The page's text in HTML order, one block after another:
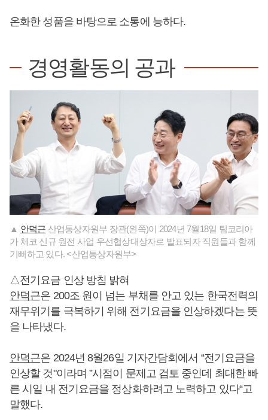
온화한 성품을 바탕으로 소통에 능하다.
경영활동의 공과
▲ 안덕근 산업통상자원부 장관(왼쪽)이 2024년 7월18일 팀코리아
가 체코 신규 원전 사업 우선협상대상자로 발표되자 직원들과 함께
기뻐하고 있다. <산업통상자원부>
△전기요금 인상 방침 밝혀
안덕근은 200조 원이 넘는 부채를 안고 있는 한국전력의
재무위기를 극복하기 위해 전기요금을 인상하겠다는 뜻
을 나타냈다.
안덕근은 2024년 8월26일 기자간담회에서 “전기요금을
인상할 것"이라며 ”시점이 문제고 검토 중인데 최대한 빠
른 시일 내 전기요금을 정상화하려고 노력하고 있다“고
말했다.